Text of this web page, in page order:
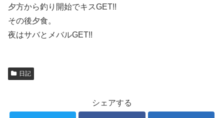
夕方から釣り開始でキスGET!!
その後夕食。
夜はサバとメバルGET!!
日記
シェアする